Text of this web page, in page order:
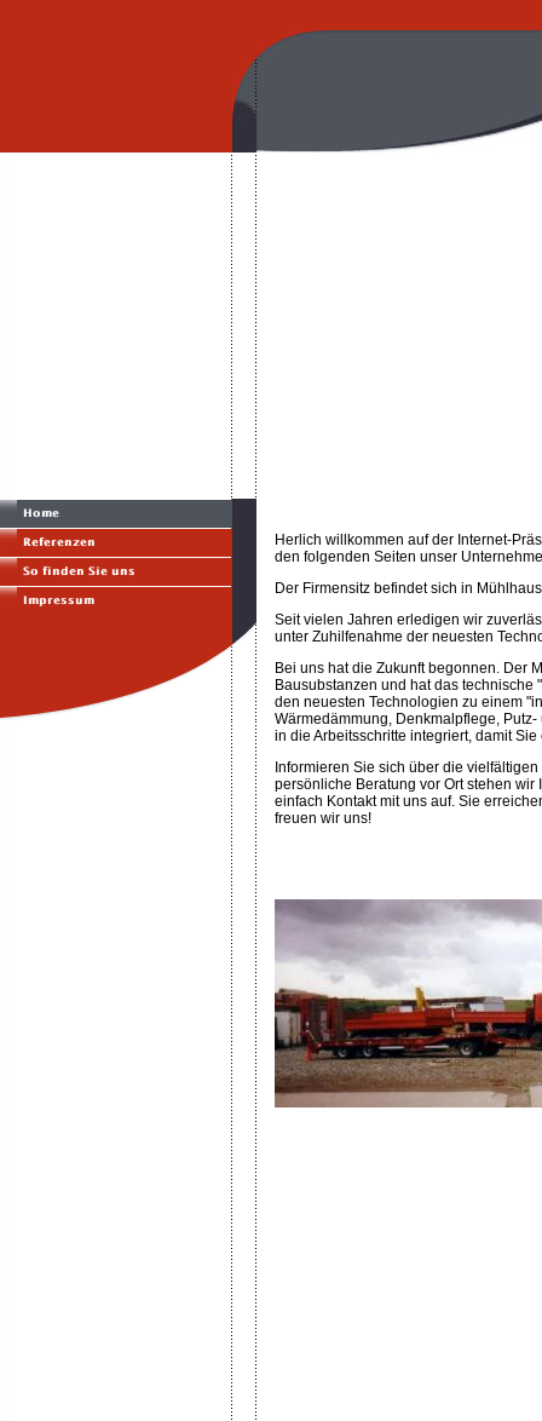
Herlich willkommen auf der Internet-
den folgenden Seiten unser
Der Firmensitz befindet sich in
Seit vielen Jahren erledigen wir
unter Zuhilfenahme der neuesten
Bei uns hat die Zukunft begonnen. Der
Bausubstanzen und hat das
den neuesten Technologien zu einem
Wärmedämmung, Denkmalpflege,
in die Arbeitsschritte integriert, damit
Informieren Sie sich über die
persönliche Beratung vor Ort stehen
einfach Kontakt mit uns auf. Sie
freuen wir uns!